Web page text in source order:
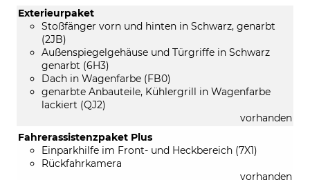
Exterieurpaket
Stoßfänger vorn und hinten in Schwarz, genarbt
(2JB)
Außenspiegelgehäuse und Türgriffe in Schwarz
genarbt (6H3)
Dach in Wagenfarbe (FB0)
genarbte Anbauteile, Kühlergrill in Wagenfarbe
lackiert (QJ2)
vorhanden
Fahrerassistenzpaket Plus
Einparkhilfe im Front- und Heckbereich (7X1)
Rückfahrkamera
vorhanden